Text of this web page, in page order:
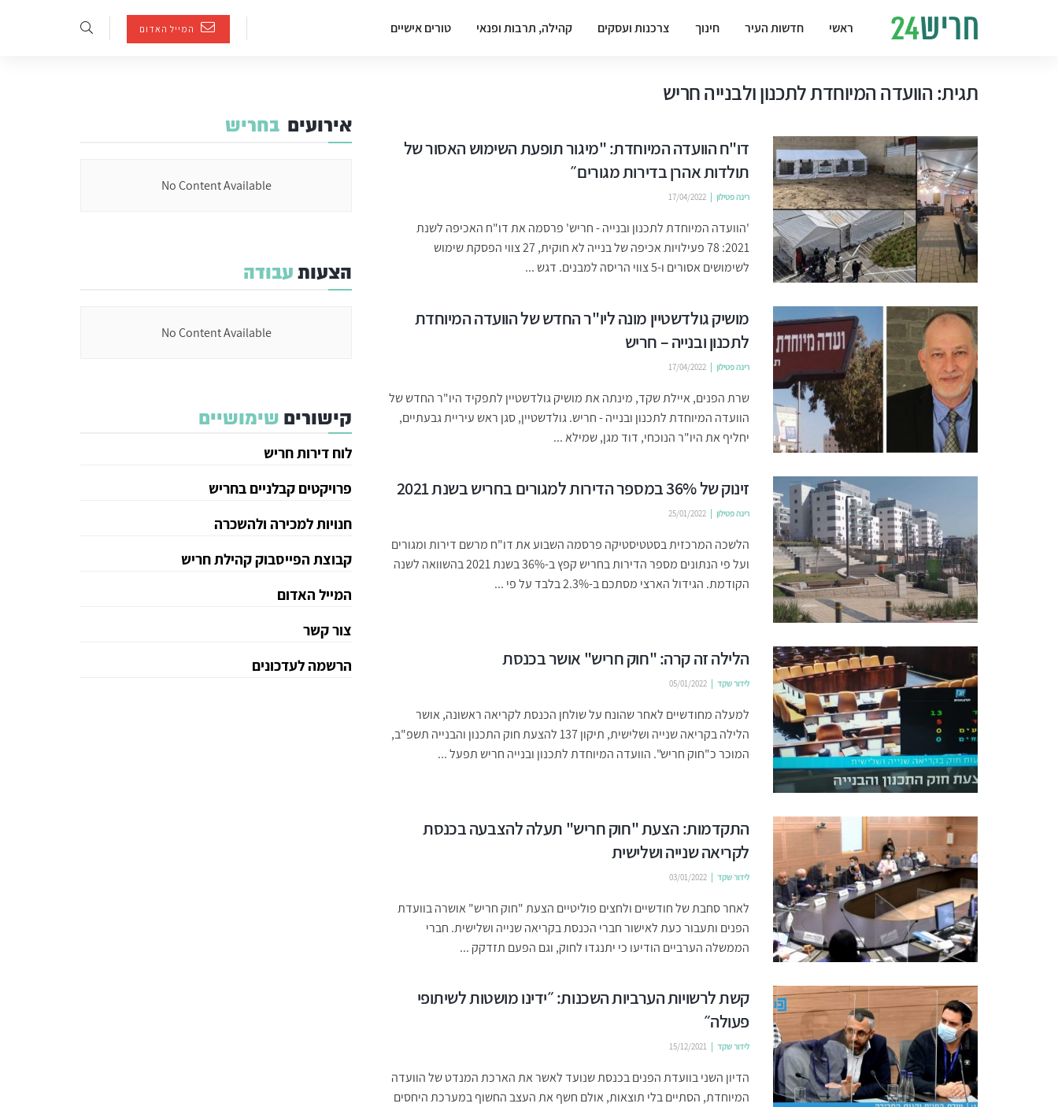
ראשי חדשות העיר חינוך צרכנות ועסקים קהילה, תרבות ופנאי טורים אישיים המייל האדום
תגית: הוועדה המיוחדת לתכנון ולבנייה חריש
דו"ח הוועדה המיוחדת: "מיגור תופעת השימוש האסור של
תולדות אהרן בדירות מגורים״
רינה פטילון 17/04/2022
'הוועדה המיוחדת לתכנון ובנייה - חריש' פרסמה את דו"ח האכיפה לשנת
2021: 78 פעילויות אכיפה של בנייה לא חוקית, 27 צווי הפסקת שימוש
לשימושים אסורים ו-5 צווי הריסה למבנים. דגש ...
מושיק גולדשטיין מונה ליו"ר החדש של הוועדה המיוחדת
לתכנון ובנייה – חריש
רינה פטילון 17/04/2022
שרת הפנים, איילת שקד, מינתה את מושיק גולדשטיין לתפקיד היו"ר החדש של
הוועדה המיוחדת לתכנון ובנייה - חריש. גולדשטיין, סגן ראש עיריית גבעתיים,
יחליף את היו"ר הנוכחי, דוד מגן, שמילא ...
זינוק של 36% במספר הדירות למגורים בחריש בשנת 2021
רינה פטילון 25/01/2022
הלשכה המרכזית בסטטיסטיקה פרסמה השבוע את דו"ח מרשם דירות ומגורים
ועל פי הנתונים מספר הדירות בחריש קפץ ב-36% בשנת 2021 בהשוואה לשנה
הקודמת. הגידול הארצי מסתכם ב-2.3% בלבד על פי ...
הלילה זה קרה: "חוק חריש" אושר בכנסת
לידור שקד 05/01/2022
למעלה מחודשיים לאחר שהונח על שולחן הכנסת לקריאה ראשונה, אושר
הלילה בקריאה שנייה ושלישית, תיקון 137 להצעת חוק התכנון והבנייה תשפ"ב,
המוכר כ"חוק חריש". הוועדה המיוחדת לתכנון ובנייה חריש תפעל ...
התקדמות: הצעת "חוק חריש" תעלה להצבעה בכנסת
לקריאה שנייה ושלישית
לידור שקד 03/01/2022
לאחר סחבת של חודשיים ולחצים פוליטיים הצעת "חוק חריש" אושרה בוועדת
הפנים ותעבור כעת לאישור חברי הכנסת בקריאה שנייה ושלישית. חברי
הממשלה הערביים הודיעו כי יתנגדו לחוק, וגם הפעם תזדקק ...
קשת לרשויות הערביות השכנות: ״ידינו מושטות לשיתופי
פעולה״
לידור שקד 15/12/2021
הדיון השני בוועדת הפנים בכנסת שנועד לאשר את הארכת המנדט של הוועדה
המיוחדת, הסתיים בלי תוצאות, אולם חשף את העצב החשוף במערכת היחסים
אירועים בחריש
No Content Available
הצעותעבודה
No Content Available
קישורים שימושיים
לוח דירות חריש
פרויקטים קבלניים בחריש
חנויות למכירה ולהשכרה
קבוצת הפייסבוק קהילת חריש
המייל האדום
צור קשר
הרשמה לעדכונים